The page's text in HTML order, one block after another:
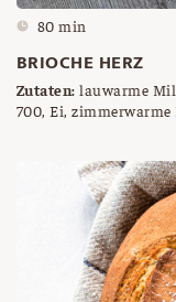
80 min
BRIOCHE HERZ
Zutaten: lauwarme
700, Ei, zimmerwarme